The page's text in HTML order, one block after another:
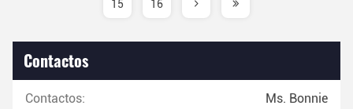
15 16
Contactos
Contactos: Ms. Bonnie